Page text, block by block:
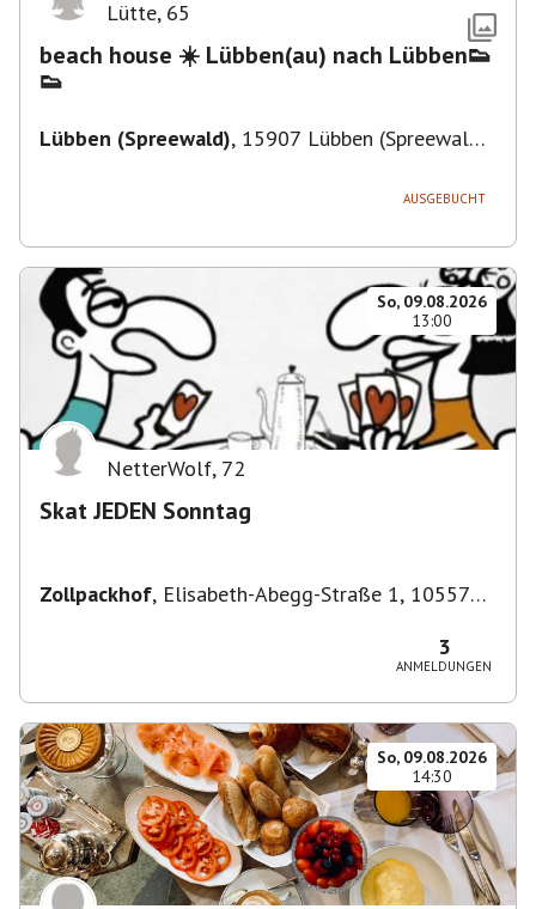
Lütte, 65
beach house ☀️ Lübben(au) nach Lübben👟
👟
Lübben (Spreewald), 15907 Lübben (Spreewald),
AUSGEBUCHT
So, 09.08.2026
13:00
NetterWolf, 72
Skat JEDEN Sonntag
Zollpackhof, Elisabeth-Abegg-Straße 1, 10557
3
ANMELDUNGEN
So, 09.08.2026
14:30